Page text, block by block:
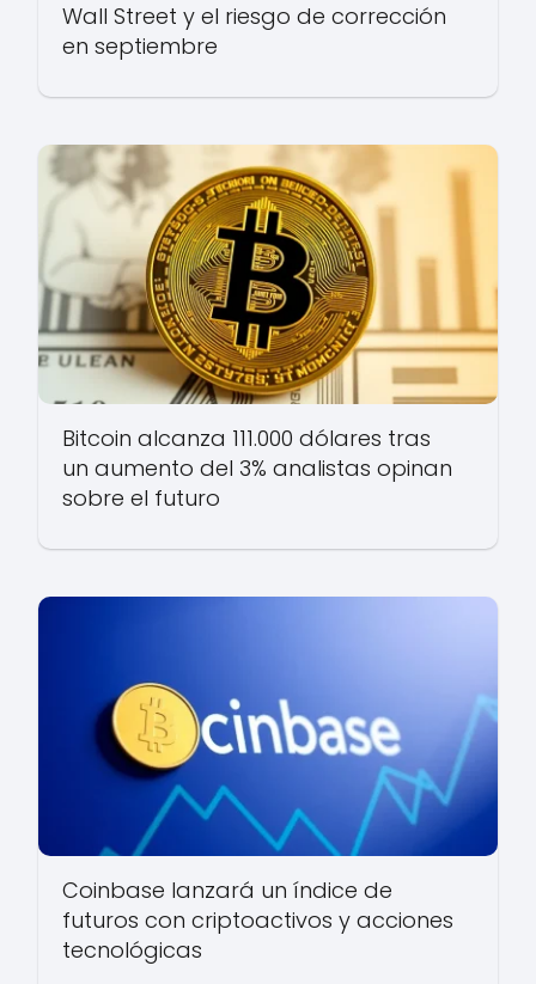
Wall Street y el riesgo de corrección
en septiembre
Bitcoin alcanza 111.000 dólares tras
un aumento del 3% analistas opinan
sobre el futuro
Coinbase lanzará un índice de
futuros con criptoactivos y acciones
tecnológicas